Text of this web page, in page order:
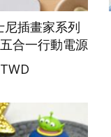
插畫家系列
合一行動電源